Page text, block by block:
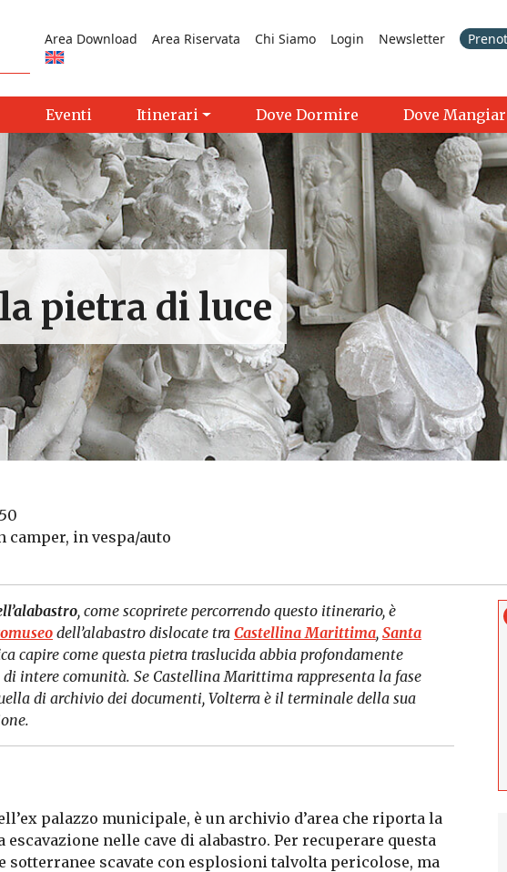
Area Download Area Riservata Chi Siamo Login Newsletter
Eventi Itinerari Dove Dormire Dove
pietra di luce
camper, in vespa/auto
, come scoprirete percorrendo questo itinerario, è
dell’alabastro dislocate tra Castellina Marittima, Santa
capire come questa pietra traslucida abbia profondamente
intere comunità. Se Castellina Marittima rappresenta la fase
di archivio dei documenti, Volterra è il terminale della sua
palazzo municipale, è un archivio d’area che riporta la
nelle cave di alabastro. Per recuperare questa
scavate con esplosioni talvolta pericolose, ma